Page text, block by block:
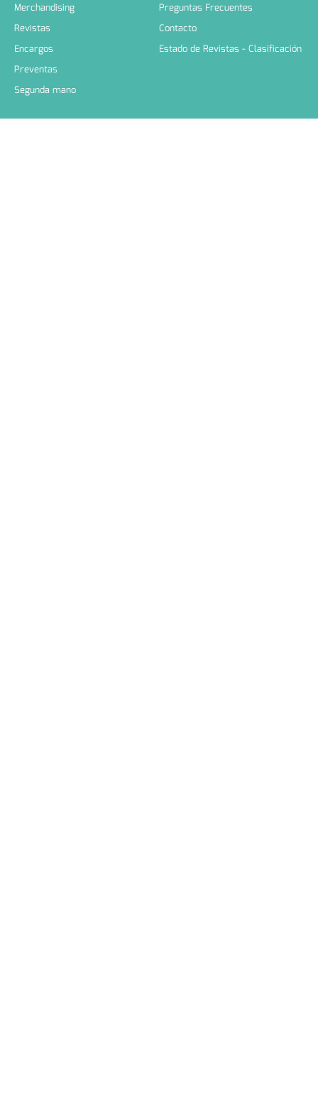
Merchandising
Revistas
Encargos
Preventas
Segunda mano
Preguntas Frecuentes
Contacto
Estado de Revistas - Clasificación